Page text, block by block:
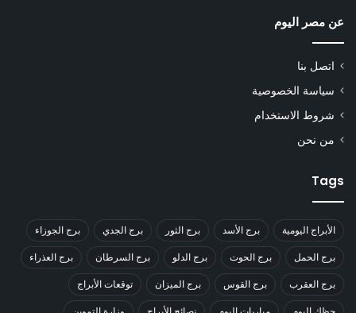
عن مصر اليوم
اتصل بنا
سياسة الخصوصية
شروط الاستخدام
من نحن
Tags
الأبراج اليومية برج الأسد برج الثور برج الجدي برج الجوزاء
برج الحمل برج الحوت برج الدلو برج السرطان برج العذراء
برج العقرب برج القوس برج الميزان توقعات الأبراج